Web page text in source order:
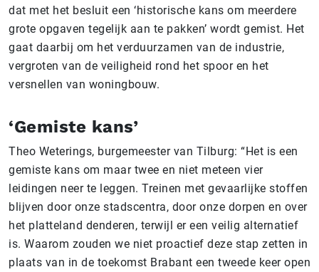
dat met het besluit een ‘historische kans om meerdere
grote opgaven tegelijk aan te pakken’ wordt gemist. Het
gaat daarbij om het verduurzamen van de industrie,
vergroten van de veiligheid rond het spoor en het
versnellen van woningbouw.
‘Gemiste kans’
Theo Weterings, burgemeester van Tilburg: “Het is een
gemiste kans om maar twee en niet meteen vier
leidingen neer te leggen. Treinen met gevaarlijke stoffen
blijven door onze stadscentra, door onze dorpen en over
het platteland denderen, terwijl er een veilig alternatief
is. Waarom zouden we niet proactief deze stap zetten in
plaats van in de toekomst Brabant een tweede keer open